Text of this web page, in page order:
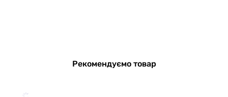
Рекомендуємо товар